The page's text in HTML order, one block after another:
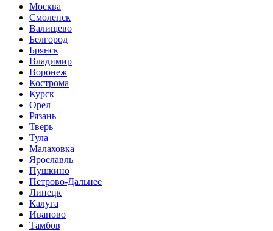
Москва
Смоленск
Валищево
Белгород
Брянск
Владимир
Воронеж
Кострома
Курск
Орел
Рязань
Тверь
Тула
Малаховка
Ярославль
Пушкино
Петрово-Дальнее
Липецк
Калуга
Иваново
Тамбов